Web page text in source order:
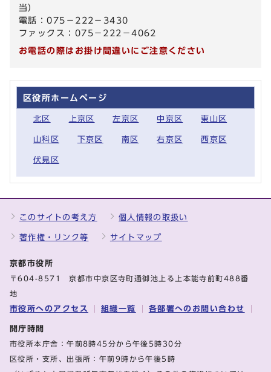
当）
電話：075－222－3430
ファックス：075－222－4062
お電話の際はお掛け間違いにご注意ください
区役所ホームページ
北区 上京区 左京区 中京区 東山区
山科区 下京区 南区 右京区 西京区
伏見区
このサイトの考え方 個人情報の取扱い
著作権・リンク等 サイトマップ
京都市役所
〒604-8571 京都市中京区寺町通御池上る上本能寺前町488番
地
市役所へのアクセス 組織一覧 各部署へのお問い合わせ
開庁時間
市役所本庁舎：午前8時45分から午後5時30分
区役所・支所、出張所：午前9時から午後5時